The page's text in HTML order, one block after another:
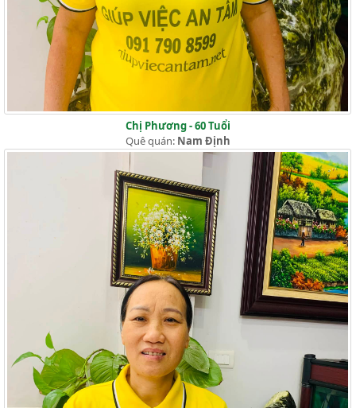
Chị Phương - 60 Tuổi
Quê quán: Nam Định